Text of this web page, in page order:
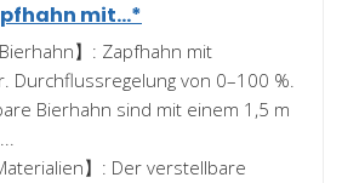
mit...*
】: Zapfhahn mit
Durchflussregelung von 0–100 %.
Bierhahn sind mit einem 1,5 m
】: Der verstellbare